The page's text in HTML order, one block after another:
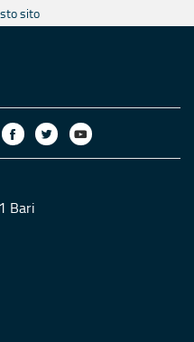
sito
Bari